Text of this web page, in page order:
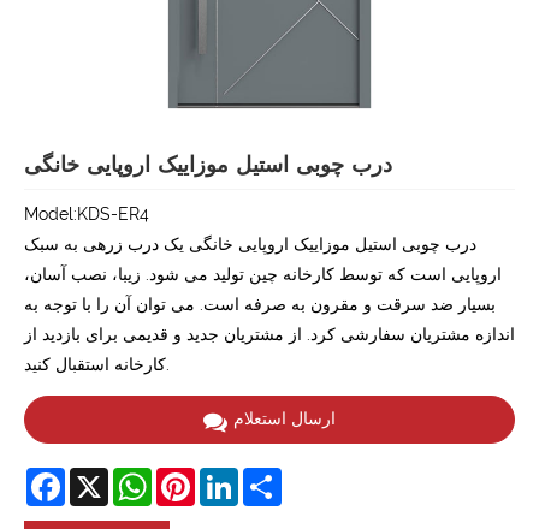
درب چوبی استیل موزاییک اروپایی خانگی
Model:KDS-ER4
درب چوبی استیل موزاییک اروپایی خانگی یک درب زرهی به سبک
اروپایی است که توسط کارخانه چین تولید می شود. زیبا، نصب آسان،
بسیار ضد سرقت و مقرون به صرفه است. می توان آن را با توجه به
اندازه مشتریان سفارشی کرد. از مشتریان جدید و قدیمی برای بازدید از
کارخانه استقبال کنید.
ارسال استعلام
Facebook
X WhatsAppPinterestLinkedIn